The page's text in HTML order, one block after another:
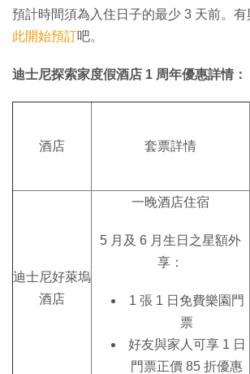
預計時間須為入住日子的最少 3 天前。
此開始預訂吧。
迪士尼探索家度假酒店 1 周年優惠詳情：
酒店 套票詳情
迪士尼好萊塢
酒店
一晚酒店住宿
5 月及 6 月生日之星額外
享：
1 張 1 日免費樂園門
票
好友與家人可享 1 日
門票正價 85 折優惠